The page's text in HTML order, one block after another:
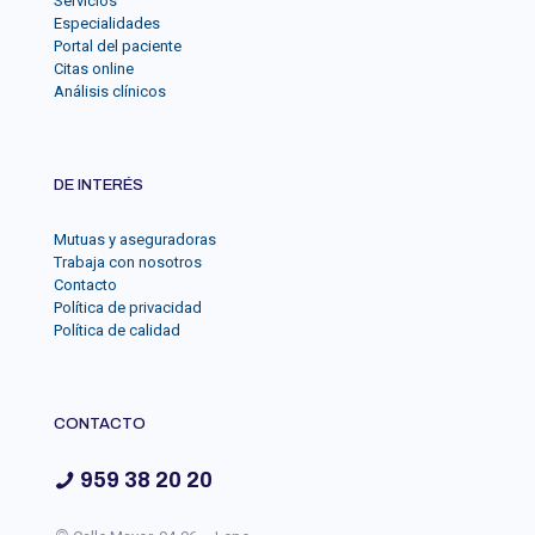
Especialidades
Portal del paciente
Citas online
Análisis clínicos
DE INTERÉS
Mutuas y aseguradoras
Trabaja con nosotros
Contacto
Política de privacidad
Política de calidad
CONTACTO
959 38 20 20